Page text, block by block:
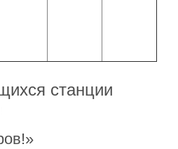
станции